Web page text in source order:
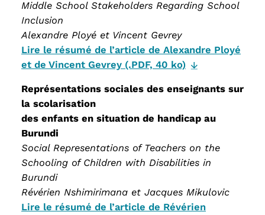
Middle School Stakeholders Regarding School
Inclusion
Alexandre Ployé et Vincent Gevrey
Lire le résumé de l’article de Alexandre Ployé
et de Vincent Gevrey (.PDF, 40 ko)
Représentations sociales des enseignants sur
la scolarisation
des enfants en situation de handicap au
Burundi
Social Representations of Teachers on the
Schooling of Children with Disabilities in
Burundi
Révérien Nshimirimana et Jacques Mikulovic
Lire le résumé de l’article de Révérien